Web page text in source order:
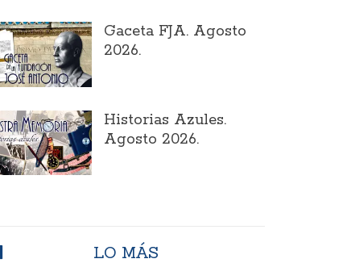
Gaceta FJA. Agosto
2026.
Historias Azules.
Agosto 2026.
LO MÁS